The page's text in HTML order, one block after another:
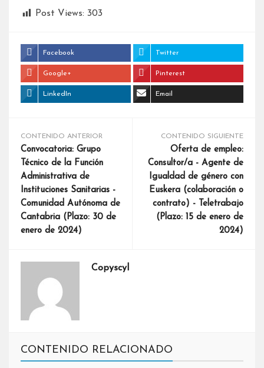
Post Views: 303
Facebook Twitter
Google+ Pinterest
LinkedIn Email
CONTENIDO ANTERIOR
Convocatoria: Grupo
Técnico de la Función
Administrativa de
Instituciones Sanitarias -
Comunidad Autónoma de
Cantabria (Plazo: 30 de
enero de 2024)
CONTENIDO SIGUIENTE
Oferta de empleo:
Consultor/a - Agente de
Igualdad de género con
Euskera (colaboración o
contrato) - Teletrabajo
(Plazo: 15 de enero de
2024)
Copyscyl
CONTENIDO RELACIONADO